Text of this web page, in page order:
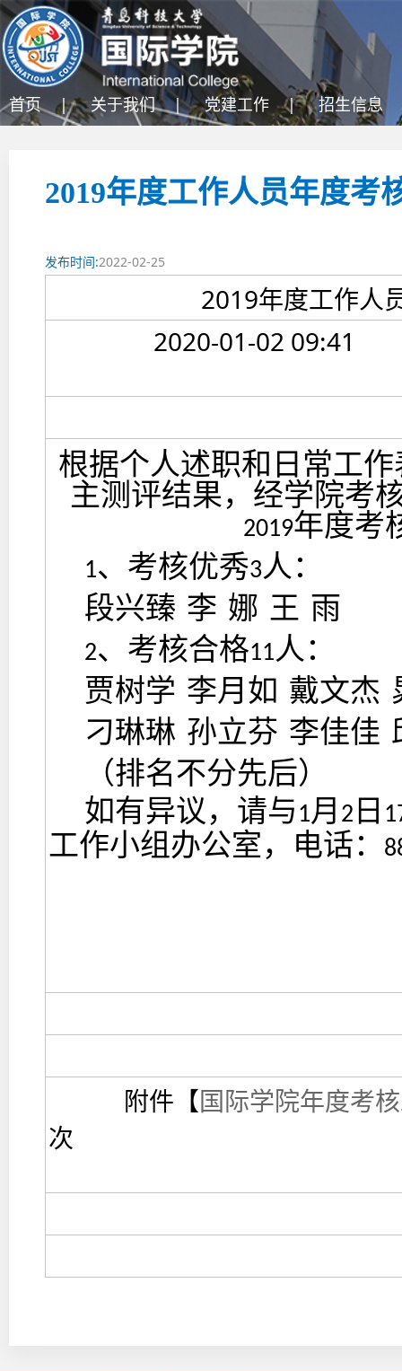
首页 | 关于我们 | 党建工作 | 招生信息
2019年度工作人员年度考
发布时间:2022-02-25
2019年度工作人
2020-01-02 09:41
根据个人述职和日常工
主测评结果，经学院考
2019年度考
1、考核优秀3人：
段兴臻 李 娜 王 雨
2、考核合格11人：
贾树学 李月如 戴文杰
刁琳琳 孙立芬 李佳佳
（排名不分先后）
如有异议，请与 1月 2 日
工作小组办公室，电话：
附件【国际学院年度考
次